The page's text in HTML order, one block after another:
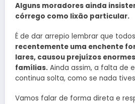
Alguns moradores ainda
córrego como lixão particular.
É de dar arrepio lembrar que
recentemente uma enchente
lares, causou prejuízos
famílias. Ainda assim, a falta de
continua solta, como se nada
Vamos falar de forma direta e